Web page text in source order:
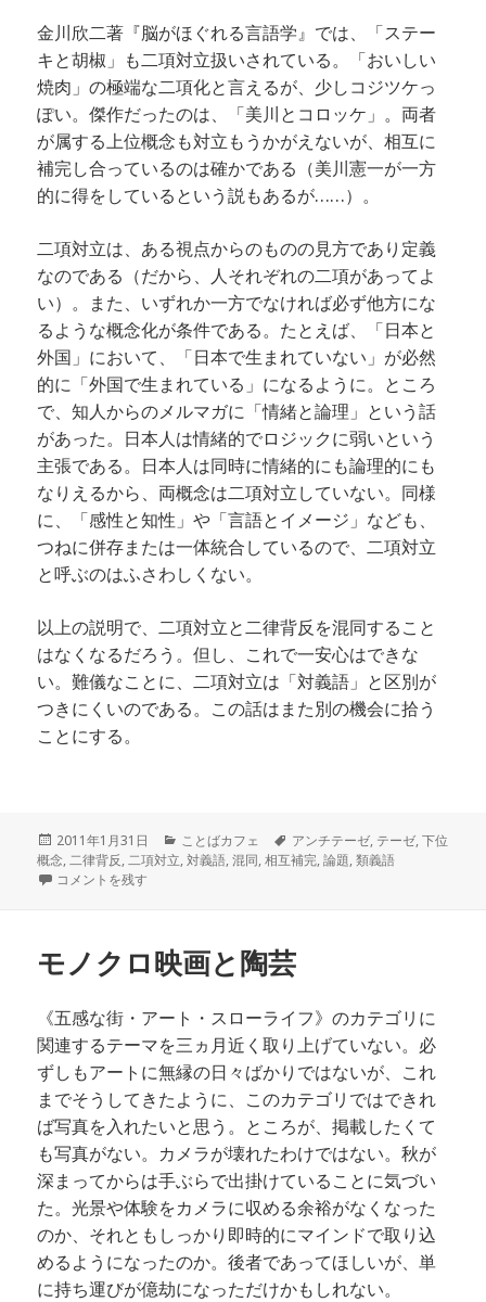
金川欣二著『脳がほぐれる言語学』では、「ステー
キと胡椒」も二項対立扱いされている。「おいしい
焼肉」の極端な二項化と言えるが、少しコジツケっ
ぽい。傑作だったのは、「美川とコロッケ」。両者
が属する上位概念も対立もうかがえないが、相互に
補完し合っているのは確かである（美川憲一が一方
的に得をしているという説もあるが……）。
二項対立は、ある視点からのものの見方であり定義
なのである（だから、人それぞれの二項があってよ
い）。また、いずれか一方でなければ必ず他方にな
るような概念化が条件である。たとえば、「日本と
外国」において、「日本で生まれていない」が必然
的に「外国で生まれている」になるように。ところ
で、知人からのメルマガに「情緒と論理」という話
があった。日本人は情緒的でロジックに弱いという
主張である。日本人は同時に情緒的にも論理的にも
なりえるから、両概念は二項対立していない。同様
に、「感性と知性」や「言語とイメージ」なども、
つねに併存または一体統合しているので、二項対立
と呼ぶのはふさわしくない。
以上の説明で、二項対立と二律背反を混同すること
はなくなるだろう。但し、これで一安心はできな
い。難儀なことに、二項対立は「対義語」と区別が
つきにくいのである。この話はまた別の機会に拾う
ことにする。
投
稿
日:
2011年1月31日
カ
テ
ことばカフェ
タ
グ
アンチテーゼ, テーゼ,下位
概念,二律背反,二項対立,対義語,混同,相互補完,論題,類義語
二項対立と二律背反 に
コメントを残す
モノクロ映画と陶芸
《五感な街・アート・スローライフ》のカテゴリに
関連するテーマを三ヵ月近く取り上げていない。必
ずしもアートに無縁の日々ばかりではないが、これ
までそうしてきたように、このカテゴリではできれ
ば写真を入れたいと思う。ところが、掲載したくて
も写真がない。カメラが壊れたわけではない。秋が
深まってからは手ぶらで出掛けていることに気づい
た。光景や体験をカメラに収める余裕がなくなった
のか、それともしっかり即時的にマインドで取り込
めるようになったのか。後者であってほしいが、単
に持ち運びが億劫になっただけかもしれない。